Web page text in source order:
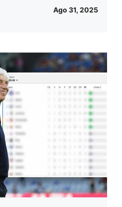
Ago 31, 2025